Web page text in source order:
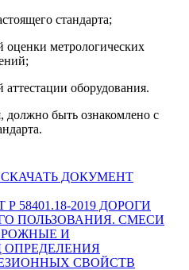
стандарта;
оценки метрологических
оборудования.
быть ознакомлено с
СКАЧАТЬ ДОКУМЕНТ
Р 58401.18-2019 ДОРОГИ
ПОЛЬЗОВАНИЯ. СМЕСИ
И
ОПРЕДЕЛЕНИЯ
СВОЙСТВ